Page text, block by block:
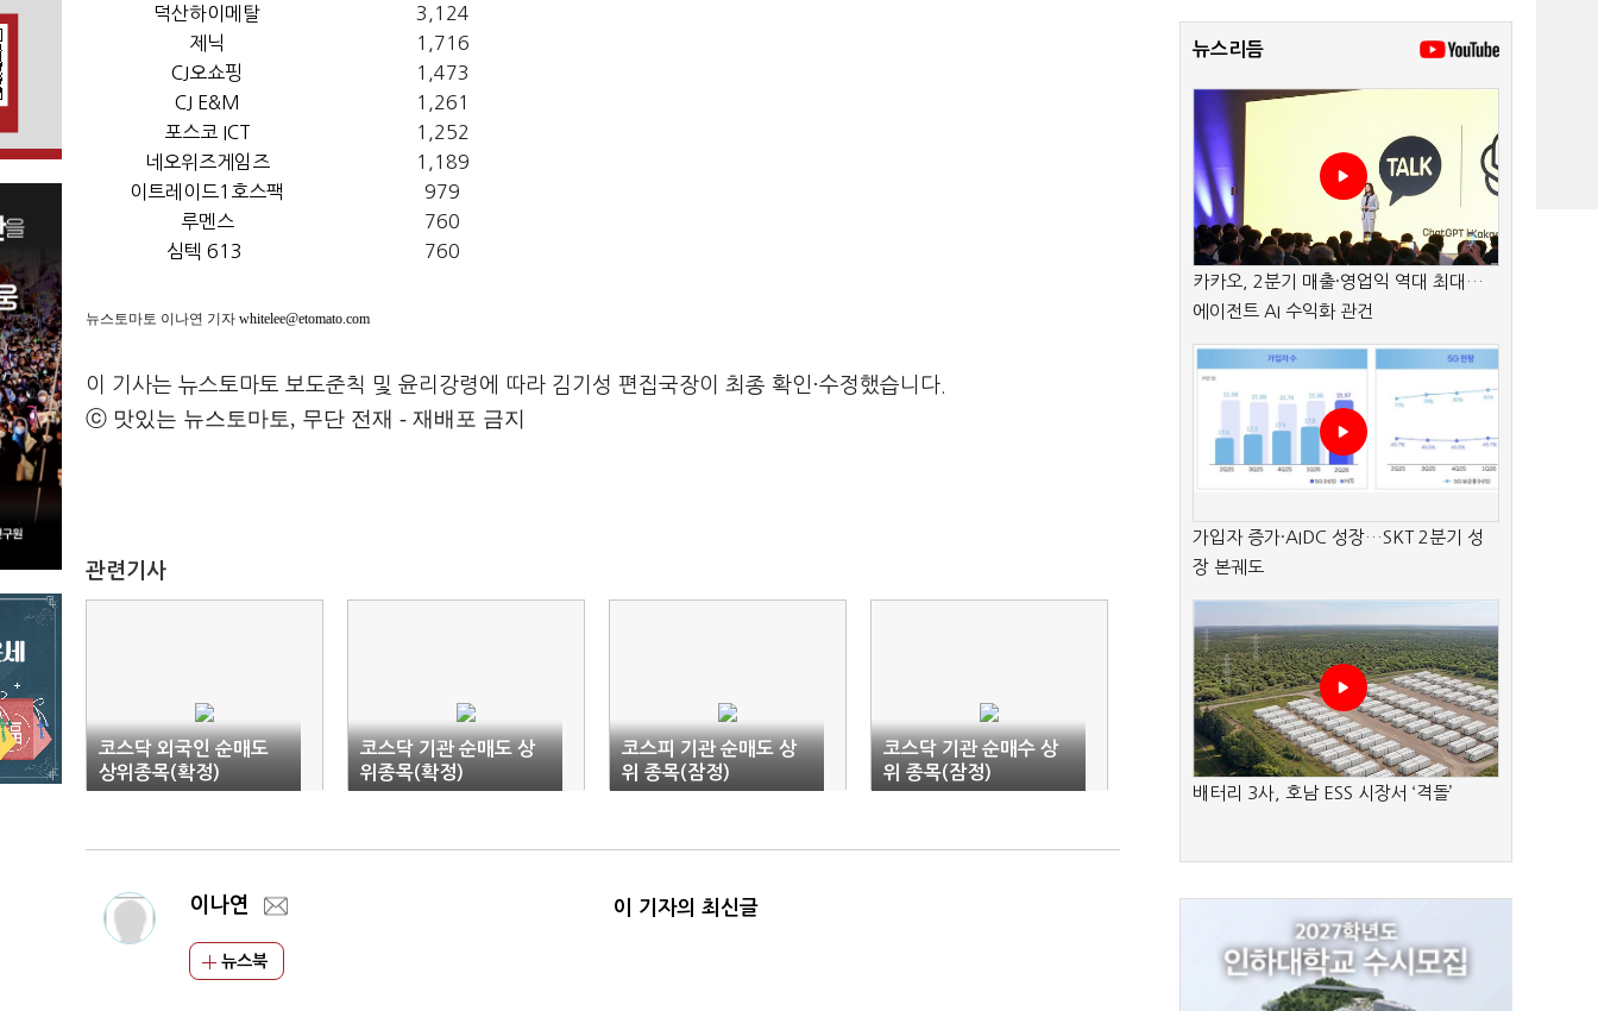
덕산하이메탈
3,124
제닉
1,716
CJ오쇼핑
1,473
CJ E&M
1,261
포스코 ICT
1,252
네오위즈게임즈
1,189
이트레이드1호스팩
979
루멘스
760
심텍 613
760
뉴스토마토 이나연 기자 whitelee@etomato.com
이 기사는 뉴스토마토 보도준칙 및 윤리강령에 따라 김기성 편집국장이 최종 확인·수정했습니다.
ⓒ 맛있는 뉴스토마토, 무단 전재 - 재배포 금지
관련기사
코스닥 외국인 순매도
상위종목(확정)
코스닥 기관 순매도 상
위종목(확정)
코스피 기관 순매도 상
위 종목(잠정)
코스닥 기관 순매수 상
위 종목(잠정)
이나연
뉴스북
이 기자의 최신글
뉴스리듬
카카오, 2분기 매출·영업익 역대 최대…
에이전트 AI 수익화 관건
가입자 증가·AIDC 성장…SKT 2분기 성
장 본궤도
배터리 3사, 호남 ESS 시장서 ‘격돌’